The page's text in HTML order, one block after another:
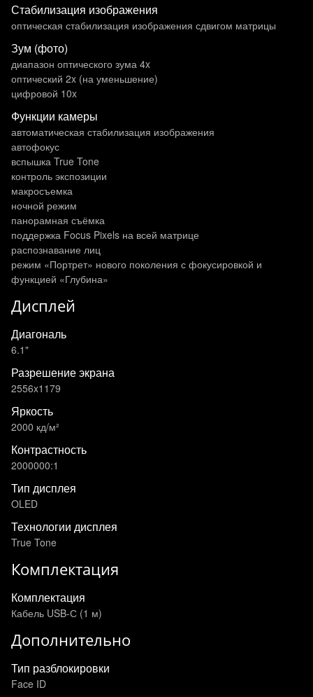
Стабилизация изображения
оптическая стабилизация изображения сдвигом матрицы
Зум (фото)
диапазон оптического зума 4x
оптический 2x (на уменьшение)
цифровой 10x
Функции камеры
автоматическая стабилизация изображения
автофокус
вспышка True Tone
контроль экспозиции
макросъемка
ночной режим
панорамная съёмка
поддержка Focus Pixels на всей матрице
распознавание лиц
режим «Портрет» нового поколения с фокусировкой и
функцией «Глубина»
Дисплей
Диагональ
6.1"
Разрешение экрана
2556x1179
Яркость
2000 кд/м²
Контрастность
2000000:1
Тип дисплея
OLED
Технологии дисплея
True Tone
Комплектация
Комплектация
Кабель USB-С (1 м)
Дополнительно
Тип разблокировки
Face ID